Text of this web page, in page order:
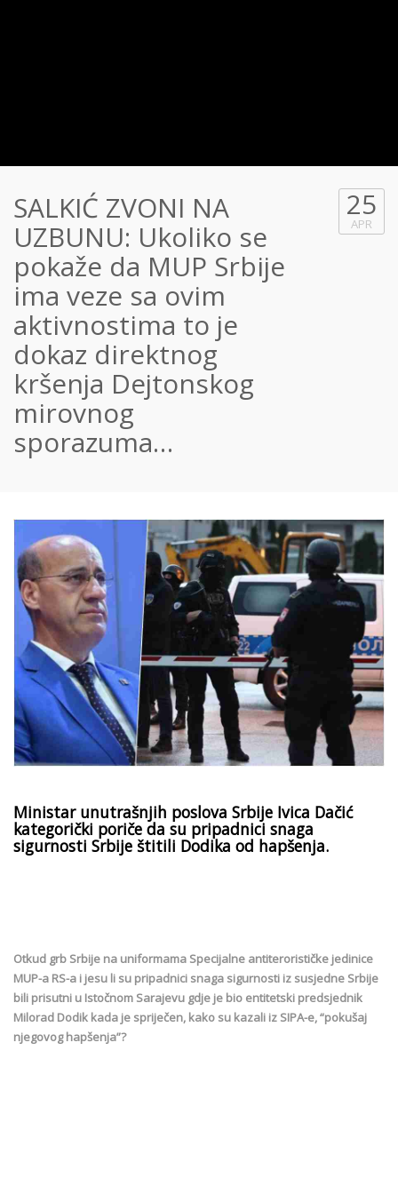
SALKIĆ ZVONI NA
UZBUNU: Ukoliko se
pokaže da MUP Srbije
ima veze sa ovim
aktivnostima to je
dokaz direktnog
kršenja Dejtonskog
mirovnog
sporazuma…
25
APR
Ministar unutrašnjih poslova Srbije Ivica Dačić
kategorički poriče da su pripadnici snaga
sigurnosti Srbije štitili Dodika od hapšenja.
Otkud grb Srbije na uniformama Specijalne antiterorističke jedinice
MUP-a RS-a i jesu li su pripadnici snaga sigurnosti iz susjedne Srbije
bili prisutni u Istočnom Sarajevu gdje je bio entitetski predsjednik
Milorad Dodik kada je spriječen, kako su kazali iz SIPA-e, “pokušaj
njegovog hapšenja”?